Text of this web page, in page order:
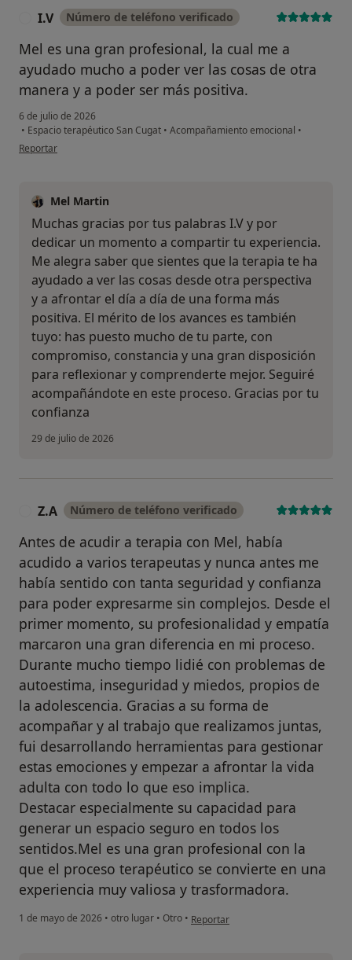
I.V Número de teléfono verificado
Mel es una gran profesional, la cual me a
ayudado mucho a poder ver las cosas de otra
manera y a poder ser más positiva.
6 de julio de 2026
• Espacio terapéutico San Cugat • Acompañamiento emocional •
en opinión del usuario I.V
Reportar
Mel Martin
Muchas gracias por tus palabras I.V y por
dedicar un momento a compartir tu experiencia.
Me alegra saber que sientes que la terapia te ha
ayudado a ver las cosas desde otra perspectiva
y a afrontar el día a día de una forma más
positiva. El mérito de los avances es también
tuyo: has puesto mucho de tu parte, con
compromiso, constancia y una gran disposición
para reflexionar y comprenderte mejor. Seguiré
acompañándote en este proceso. Gracias por tu
confianza
29 de julio de 2026
Z.A Número de teléfono verificado
Antes de acudir a terapia con Mel, había
acudido a varios terapeutas y nunca antes me
había sentido con tanta seguridad y confianza
para poder expresarme sin complejos. Desde el
primer momento, su profesionalidad y empatía
marcaron una gran diferencia en mi proceso.
Durante mucho tiempo lidié con problemas de
autoestima, inseguridad y miedos, propios de
la adolescencia. Gracias a su forma de
acompañar y al trabajo que realizamos juntas,
fui desarrollando herramientas para gestionar
estas emociones y empezar a afrontar la vida
adulta con todo lo que eso implica.
Destacar especialmente su capacidad para
generar un espacio seguro en todos los
sentidos.Mel es una gran profesional con la
que el proceso terapéutico se convierte en una
experiencia muy valiosa y trasformadora.
1 de mayo de 2026 • otro lugar • Otro • en opinión del usuario Z.A
Reportar